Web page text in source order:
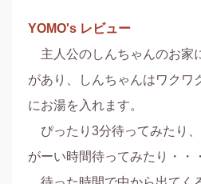
YOMO's レビュー
主人公のしんちゃんのお家
があり、しんちゃんはワクワ
にお湯を入れます。
ぴったり3分待ってみたり
がーい時間待ってみたり・・